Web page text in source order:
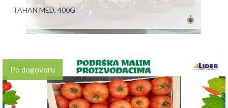
TAHAN MED, 400G
Po dogovoru